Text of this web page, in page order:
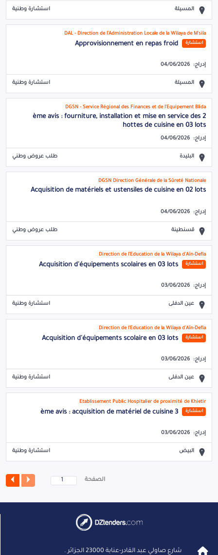
المسيلة استشارة وطنية
DAL - Direction de l'Administration Locale de la Wilaya de M'sila
استشارة Approvisionnement en repas froid
إدراج: 04/06/2026
المسيلة استشارة وطنية
DGSN - Service Régional des Finances et de l'Equipement Blida
2 ème avis : fourniture, installation et mise en service des
hottes de cuisine en 03 lots
إدراج: 04/06/2026
البليدة طلب عروض وطني
DGSN Direction Générale de la Sûreté Nationale
Acquisition de matériels et ustensiles de cuisine en 02 lots
إدراج: 04/06/2026
قسنطينة طلب عروض وطني
Direction de l'Éducation de la Wilaya d'Aïn-Defla
استشارة Acquisition d'équipements scolaires en 03 lots
إدراج: 03/06/2026
عين الدفلى استشارة وطنية
Direction de l'Éducation de la Wilaya d'Aïn-Defla
استشارة Acquisition d'équipements scolaire en 03 lots
إدراج: 03/06/2026
عين الدفلى استشارة وطنية
Etablissement Public Hospitalier de proximité de Khietir
استشارة 3 ème avis : acquisition de matériel de cuisine
إدراج: 03/06/2026
البيض استشارة وطنية
الصفحة
شارع صاولي عبد القادر-عنابة 23000 الجزائر .